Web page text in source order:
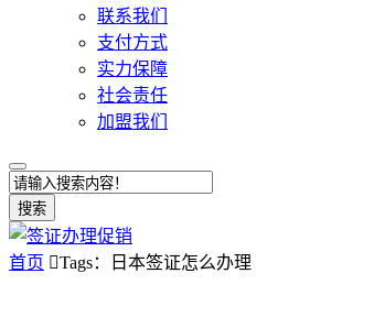
联系我们
支付方式
实力保障
社会责任
加盟我们
搜索
首页 Tags：日本签证怎么办理